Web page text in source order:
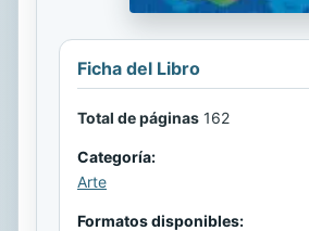
Ficha del Libro
Total de páginas 162
Categoría:
Arte
Formatos disponibles: